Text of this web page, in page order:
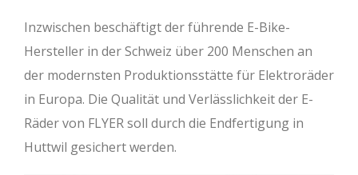
Inzwischen beschäftigt der führende E-Bike-
Hersteller in der Schweiz über 200 Menschen an
der modernsten Produktionsstätte für Elektroräder
in Europa. Die Qualität und Verlässlichkeit der E-
Räder von FLYER soll durch die Endfertigung in
Huttwil gesichert werden.